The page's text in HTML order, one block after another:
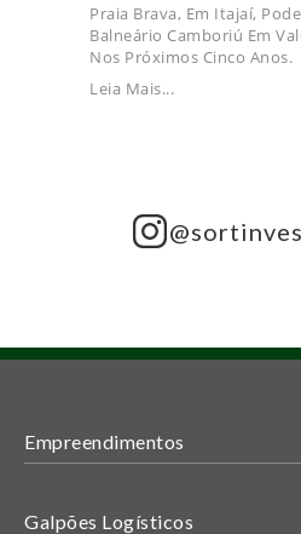
Praia Brava, Em Itajaí,
Balneário Camboriú Em
Nos Próximos Cinco Anos.
Leia Mais...
Empreendimentos
Galpões Logísticos